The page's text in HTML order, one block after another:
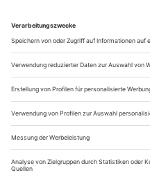
Ambitionen gehabt haben als
arbeiten nicht gern. Viel zu
Das Libretto sieht sechs
Fünfakter in...
Das Monster Mensch
Florentina Holzinger mischt
auf. Auch mit ihrem Abend
Berliner Volksbühne mutet sie